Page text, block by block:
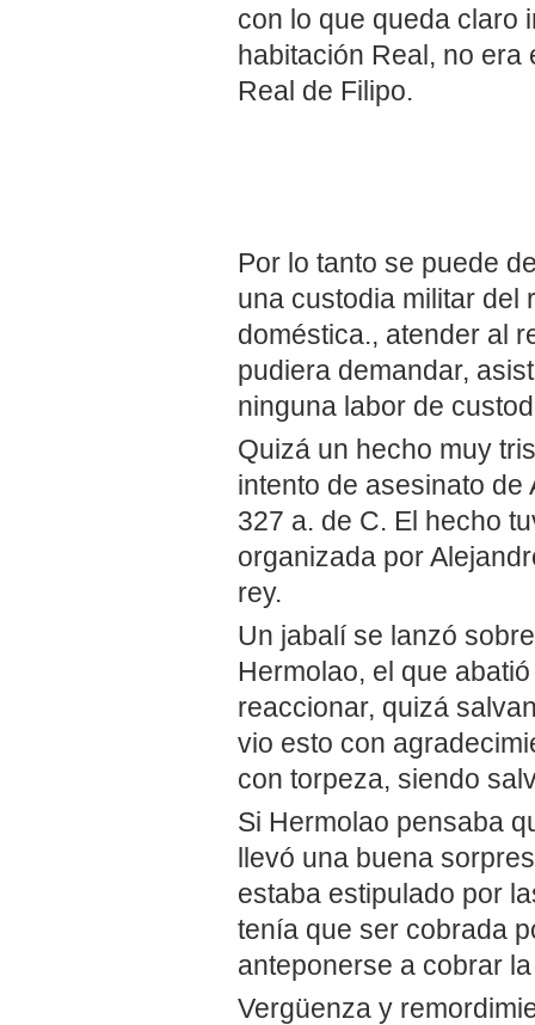
con lo que queda claro
habitación Real, no era
Real de Filipo.
Por lo tanto se puede
una custodia militar del
doméstica., atender al
pudiera demandar,
ninguna labor de
Quizá un hecho muy
intento de asesinato
327 a. de C. El hecho
organizada por
rey.
Un jabalí se lanzó
Hermolao, el que
reaccionar, quizá
vio esto con
con torpeza, siendo
Si Hermolao pensaba
llevó una buena
estaba estipulado por
tenía que ser cobrada
anteponerse a cobrar
Vergüenza y